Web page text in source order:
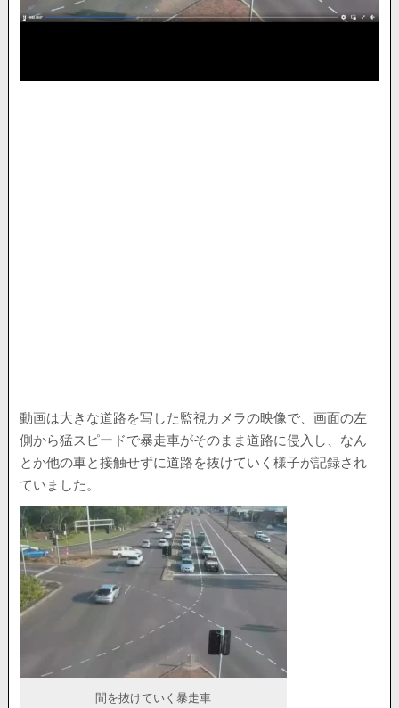
動画は大きな道路を写した監視カメラの映像で、画面の左
側から猛スピードで暴走車がそのまま道路に侵入し、なん
とか他の車と接触せずに道路を抜けていく様子が記録され
ていました。
間を抜けていく暴走車